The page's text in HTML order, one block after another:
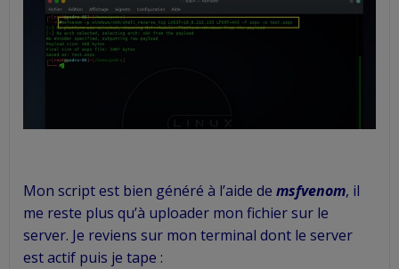
Mon script est bien généré à l’aide de msfvenom, il
me reste plus qu’à uploader mon fichier sur le
server. Je reviens sur mon terminal dont le server
est actif puis je tape :